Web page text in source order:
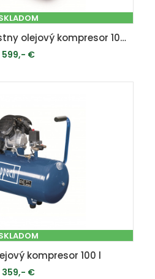
HC 550 tc - trojpiestny olejový kompresor 100 l
599,- €
DO KOŠÍKA
kompresor 100 l
359,- €